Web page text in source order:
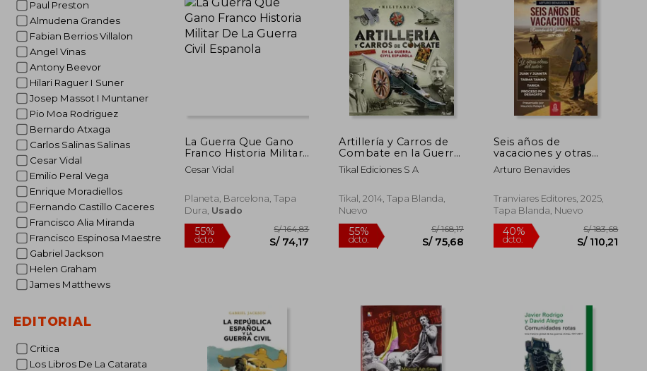
Paul Preston
Almudena Grandes
Fabian Berrios Villalon
Angel Vinas
Antony Beevor
Hilari Raguer I Suner
Josep Massot I Muntaner
Pio Moa Rodriguez
Bernardo Atxaga
Carlos Salinas Salinas
Cesar Vidal
Emilio Peral Vega
Enrique Moradiellos
Fernando Castillo Caceres
Francisco Alia Miranda
Francisco Espinosa Maestre
Gabriel Jackson
Helen Graham
James Matthews
EDITORIAL
Critica
Los Libros De La Catarata
La Guerra Que Gano
Franco Historia Militar
De La Guerra Civil
Espanola
Cesar Vidal
Planeta, Barcelona, Tapa
Dura, Usado
55%
dcto.
Artillería y Carros de
Combate en la Guerra
Civil Española
(Militaria)
Tikal Ediciones S A
Tikal, 2014, Tapa Blanda,
Nuevo
55%
dcto.
Seis años de
vacaciones y otras
obras de Arturo
Benavides
Arturo Benavides
Tranviares Editores, 2025,
Tapa Blanda, Nuevo
40%
dcto.